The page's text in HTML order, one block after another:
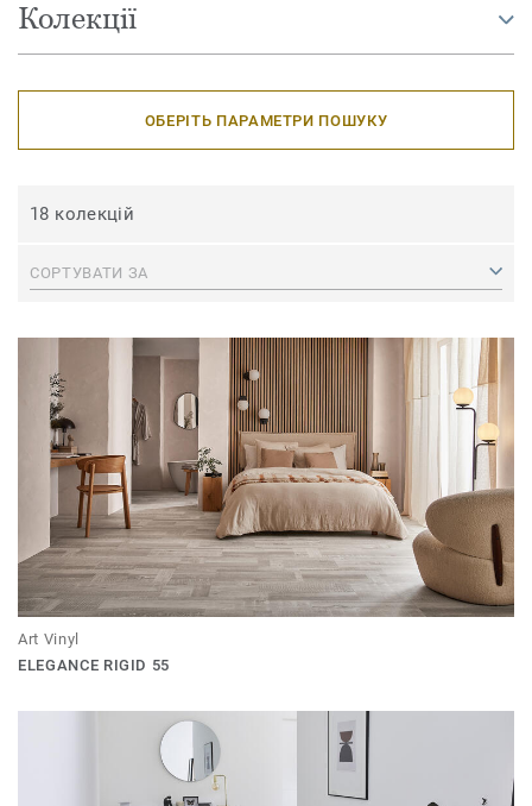
Колекції
ОБЕРІТЬ ПАРАМЕТРИ ПОШУКУ
18 колекцій
СОРТУВАТИ ЗА
Art Vinyl
ELEGANCE RIGID 55